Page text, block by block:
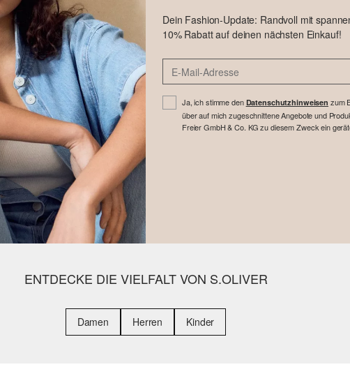
Dein Fashion-Update: Randvoll mit
10% Rabatt auf deinen nächsten Einkauf!
Ja, ich stimme den Datenschutzhinweisen zum
über auf mich zugeschnittene Angebote und
Freier GmbH & Co. KG zu diesem Zweck ein
ENTDECKE DIE VIELFALT VON S.OLIVER
Damen Herren Kinder